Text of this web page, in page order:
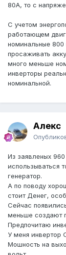
80А, то с
С учетом
работающем
номинальные 800
просаживать
много меньше
инверторы
номинальной.
Алекс
Из заявленых
использываться
генератор.
А по поводу
стоит Денег,
Сейчас
меньше создают
Предпочитаю
У меня инвертор
Мошность на